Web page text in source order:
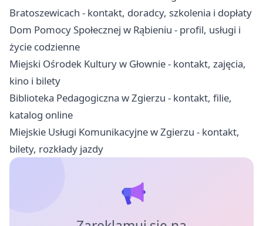
Bratoszewicach - kontakt, doradcy, szkolenia i dopłaty
Dom Pomocy Społecznej w Rąbieniu - profil, usługi i
życie codzienne
Miejski Ośrodek Kultury w Głownie - kontakt, zajęcia,
kino i bilety
Biblioteka Pedagogiczna w Zgierzu - kontakt, filie,
katalog online
Miejskie Usługi Komunikacyjne w Zgierzu - kontakt,
bilety, rozkłady jazdy